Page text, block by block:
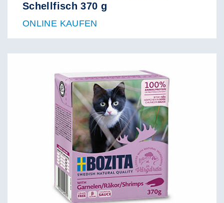
Schellfisch 370 g
ONLINE KAUFEN